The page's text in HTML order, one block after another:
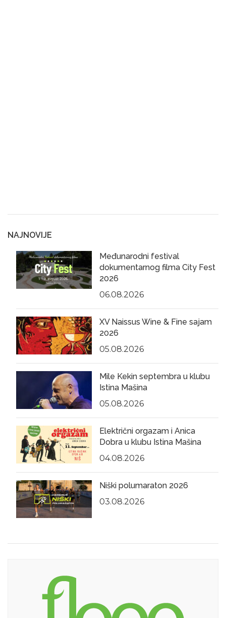
NAJNOVIJE
Međunarodni festival
dokumentarnog filma City Fest
2026
06.08.2026
XV Naissus Wine & Fine sajam
2026
05.08.2026
Mile Kekin septembra u klubu
Istina Mašina
05.08.2026
Električni orgazam i Anica
Dobra u klubu Istina Mašina
04.08.2026
Niški polumaraton 2026
03.08.2026